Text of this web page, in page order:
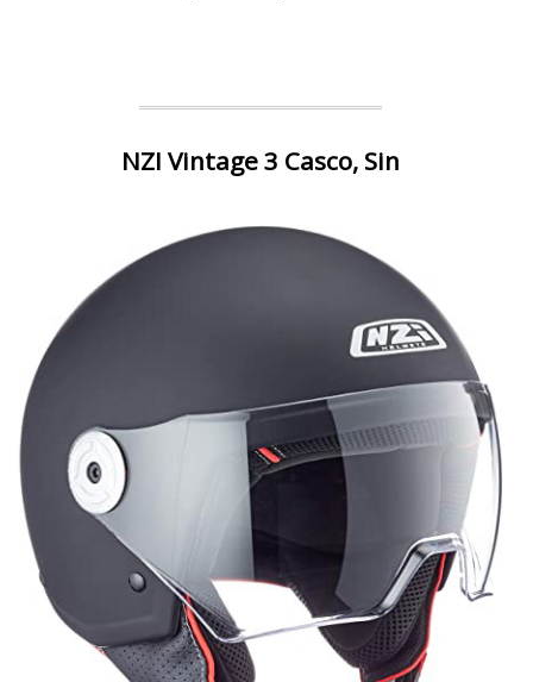
NZI Vintage 3 Casco, Sin